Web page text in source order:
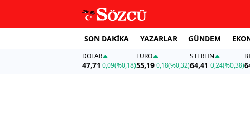
SON DAKİKA YAZARLAR GÜNDEM
DOLAR
47,71 0,09(%0,18)
EURO
55,19 0,18(%0,32)
STERLIN
64,41 0,24(%0,38)